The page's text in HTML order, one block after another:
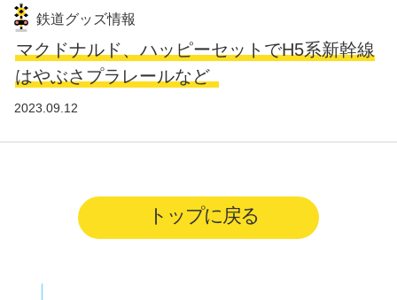
鉄道グッズ情報
マクドナルド、ハッピーセットでH5系新幹線
はやぶさプラレールなど
2023.09.12
トップに戻る